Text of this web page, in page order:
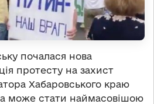
почалася нова
протесту на захист
Хабаровського краю
може стати наймасовішою